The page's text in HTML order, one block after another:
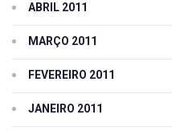
ABRIL 2011
MARÇO 2011
FEVEREIRO 2011
JANEIRO 2011